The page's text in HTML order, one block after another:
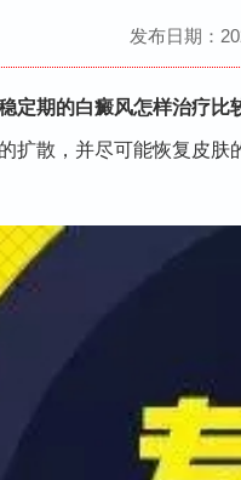
发布日期：
定期的白癜风怎样治疗比
扩散，并尽可能恢复皮